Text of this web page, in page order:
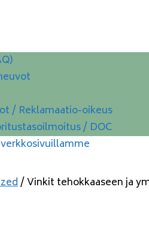
/ Reklamaatio-oikeus
/ DOC
/ Vinkit tehokkaaseen ja